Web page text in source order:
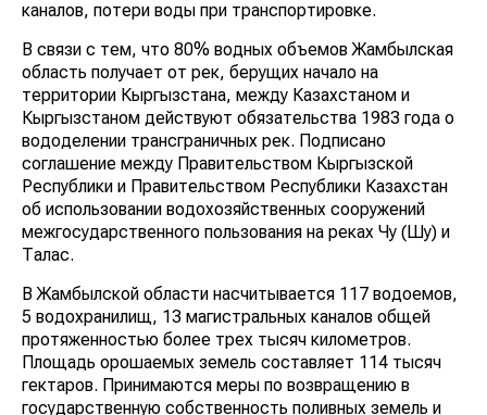
область получает от рек, берущих начало на
территории Кыргызстана, между Казахстаном и
Кыргызстаном действуют обязательства 1983 года о
вододелении трансграничных рек. Подписано
соглашение между Правительством Кыргызской
Республики и Правительством Республики Казахстан
об использовании водохозяйственных сооружений
межгосударственного пользования на реках Чу (Шу) и
Талас.
5 водохранилищ, 13 магистральных каналов общей
протяженностью более трех тысяч километров.
Площадь орошаемых земель составляет 114 тысяч
гектаров. Принимаются меры по возвращению в
государственную собственность поливных земель и
передаче водохозяйственных объектов из